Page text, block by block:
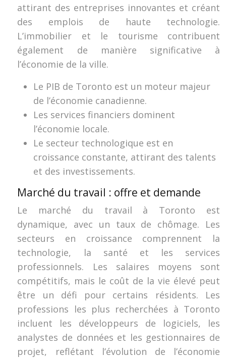
attirant des entreprises innovantes et créant
des emplois de haute technologie.
L’immobilier et le tourisme contribuent
également de manière significative à
l’économie de la ville.
Le PIB de Toronto est un moteur majeur
de l’économie canadienne.
Les services financiers dominent
l’économie locale.
Le secteur technologique est en
croissance constante, attirant des talents
et des investissements.
Marché du travail : offre et demande
Le marché du travail à Toronto est
dynamique, avec un taux de chômage. Les
secteurs en croissance comprennent la
technologie, la santé et les services
professionnels. Les salaires moyens sont
compétitifs, mais le coût de la vie élevé peut
être un défi pour certains résidents. Les
professions les plus recherchées à Toronto
incluent les développeurs de logiciels, les
analystes de données et les gestionnaires de
projet, reflétant l’évolution de l’économie